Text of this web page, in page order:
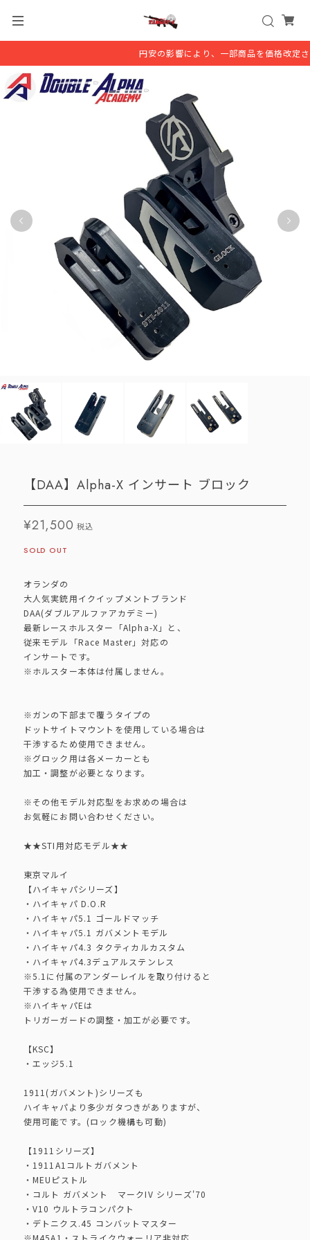
円安の影響により、一部商品を価格改定さ
【DAA】Alpha-X インサート ブロック
¥21,500 税込
SOLD OUT
オランダの
大人気実銃用イクイップメントブランド
DAA(ダブルアルファアカデミー)
最新レースホルスター「Alpha-X」と、
従来モデル「Race Master」対応の
インサートです。
※ホルスター本体は付属しません。
※ガンの下部まで覆うタイプの
ドットサイトマウントを使用している場合は
干渉するため使用できません。
※グロック用は各メーカーとも
加工・調整が必要となります。
※その他モデル対応型をお求めの場合は
お気軽にお問い合わせください。
★★STI用対応モデル★★
東京マルイ
【ハイキャパシリーズ】
・ハイキャパ D.O.R
・ハイキャパ5.1 ゴールドマッチ
・ハイキャパ5.1 ガバメントモデル
・ハイキャパ4.3 タクティカルカスタム
・ハイキャパ4.3デュアルステンレス
※5.1に付属のアンダーレイルを取り付けると
干渉する為使用できません。
※ハイキャパEは
トリガーガードの調整・加工が必要です。
【KSC】
・エッジ5.1
1911(ガバメント)シリーズも
ハイキャパより多少ガタつきがありますが、
使用可能です。(ロック機構も可動)
【1911シリーズ】
・1911A1コルトガバメント
・MEUピストル
・コルト ガバメント マークIV シリーズ'70
・V10 ウルトラコンパクト
・デトニクス.45 コンバットマスター
※M45A1・ストライクウォーリア非対応